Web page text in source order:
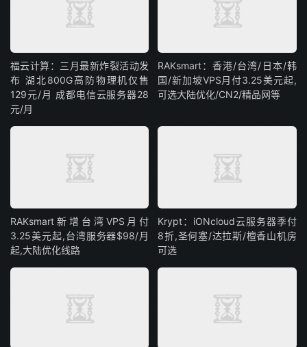
福云计算：三月最新炸裂活动发
布 湖北800G高防物理机仅售
129元/月 成都电信云服务器28
元/月
RAKsmart：香港/台湾/日本/韩
国/新加坡VPS月付3.25美元起,
可选大陆优化/CN2/精品网等
RAKsmart新增台湾VPS月付
3.25美元起,台湾服务器$98/月
起,大陆优化线路
Krypt：iONcloud云服务器季付
8折,圣何塞/达拉斯/檀香山机房
可选